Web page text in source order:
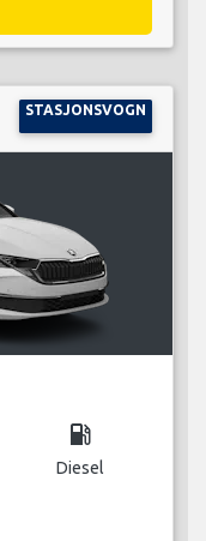
STASJONSVOGN
local_gas_station
Diesel